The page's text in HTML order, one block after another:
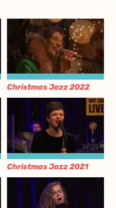
Christmas Jazz 2022
Christmas Jazz 2021